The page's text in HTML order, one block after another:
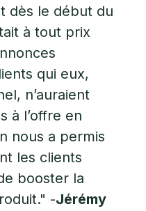
dès le début du
à tout prix
qui eux,
n’auraient
à l’offre en
nous a permis
les clients
booster la
-Jérémy